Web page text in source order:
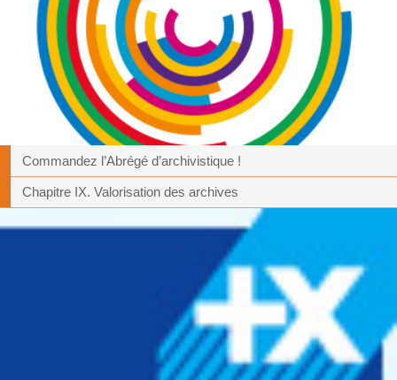
Commandez l’Abrégé d’archivistique !
Chapitre IX. Valorisation des archives